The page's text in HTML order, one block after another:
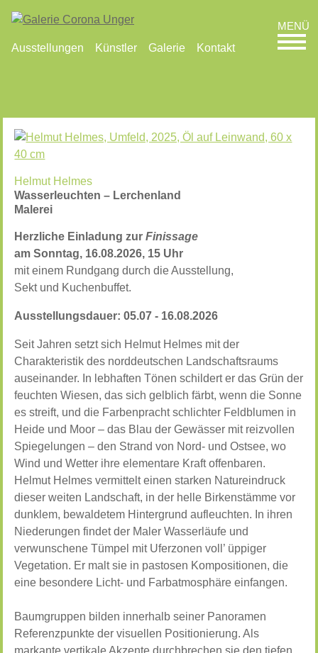
Ausstellungen Künstler Galerie Kontakt
Helmut Helmes
Wasserleuchten – Lerchenland
Malerei
Herzliche Einladung zurFinissage
am Sonntag, 16.08.2026, 15 Uhr
mit einem Rundgang durch die Ausstellung,
Sekt und Kuchenbuffet.
Ausstellungsdauer: 05.07 - 16.08.2026
Seit Jahren setzt sich Helmut Helmes mit der
Charakteristik des norddeutschen Landschaftsraums
auseinander. In lebhaften Tönen schildert er das Grün der
feuchten Wiesen, das sich gelblich färbt, wenn die Sonne
es streift, und die Farbenpracht schlichter Feldblumen in
Heide und Moor – das Blau der Gewässer mit reizvollen
Spiegelungen – den Strand von Nord- und Ostsee, wo
Wind und Wetter ihre elementare Kraft offenbaren.
Helmut Helmes vermittelt einen starken Natureindruck
dieser weiten Landschaft, in der helle Birkenstämme vor
dunklem, bewaldetem Hintergrund aufleuchten. In ihren
Niederungen findet der Maler Wasserläufe und
verwunschene Tümpel mit Uferzonen voll’ üppiger
Vegetation. Er malt sie in pastosen Kompositionen, die
eine besondere Licht- und Farbatmosphäre einfangen.
Baumgruppen bilden innerhalb seiner Panoramen
Referenzpunkte der visuellen Positionierung. Als
markante vertikale Akzente durchbrechen sie den tiefen